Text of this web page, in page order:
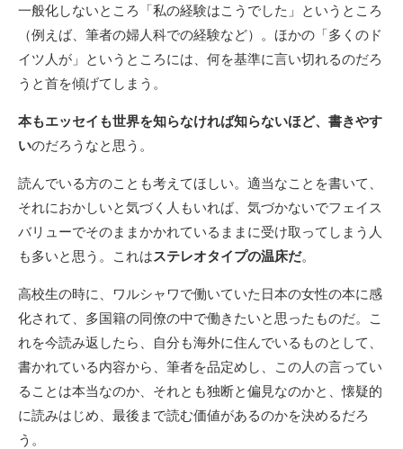
一般化しないところ「私の経験はこうでした」というところ
（例えば、筆者の婦人科での経験など）。ほかの「多くのド
イツ人が」というところには、何を基準に言い切れるのだろ
うと首を傾げてしまう。
本もエッセイも世界を知らなければ知らないほど、書きやす
いのだろうなと思う。
読んでいる方のことも考えてほしい。適当なことを書いて、
それにおかしいと気づく人もいれば、気づかないでフェイス
バリューでそのままかかれているままに受け取ってしまう人
も多いと思う。これはステレオタイプの温床だ。
高校生の時に、ワルシャワで働いていた日本の女性の本に感
化されて、多国籍の同僚の中で働きたいと思ったものだ。こ
れを今読み返したら、自分も海外に住んでいるものとして、
書かれている内容から、筆者を品定めし、この人の言ってい
ることは本当なのか、それとも独断と偏見なのかと、懐疑的
に読みはじめ、最後まで読む価値があるのかを決めるだろ
う。